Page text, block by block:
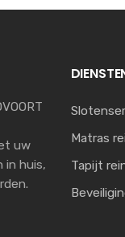
uw
in huis,
Matras
Tapijt